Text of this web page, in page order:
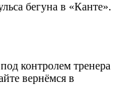
бегуна в «Канте».
контролем тренера
вернёмся в